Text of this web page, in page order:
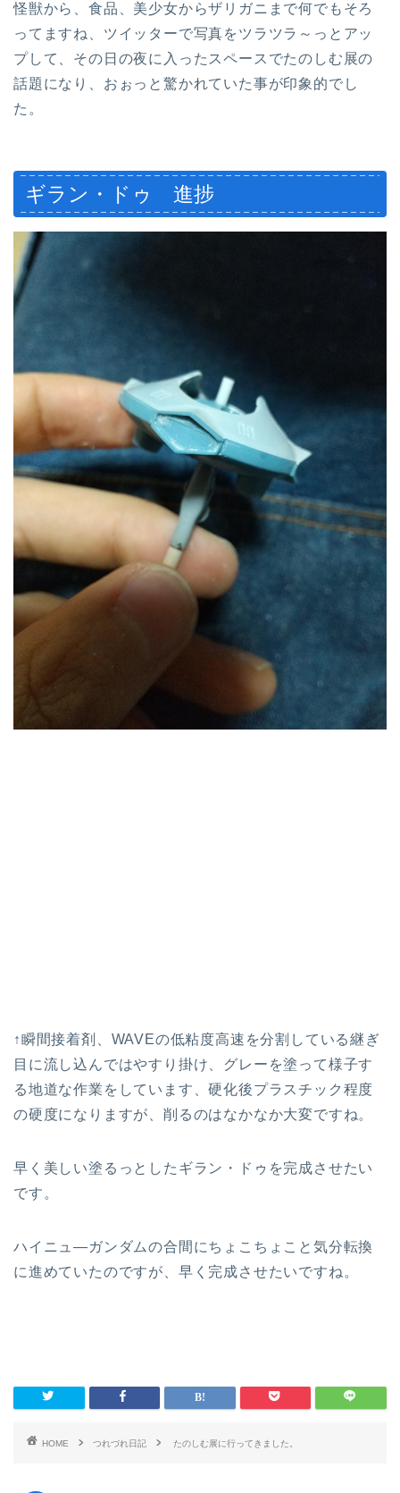
怪獣から、食品、美少女からザリガニまで何でもそろ
ってますね、ツイッターで写真をツラツラ～っとアッ
プして、その日の夜に入ったスペースでたのしむ展の
話題になり、おぉっと驚かれていた事が印象的でし
た。
ギラン・ドゥ 進捗
↑瞬間接着剤、WAVEの低粘度高速を分割している継ぎ
目に流し込んではやすり掛け、グレーを塗って様子す
る地道な作業をしています、硬化後プラスチック程度
の硬度になりますが、削るのはなかなか大変ですね。
早く美しい塗るっとしたギラン・ドゥを完成させたい
です。
ハイニュ―ガンダムの合間にちょこちょこと気分転換
に進めていたのですが、早く完成させたいですね。
HOME つれづれ日記 たのしむ展に行ってきました。